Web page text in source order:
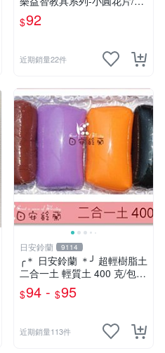
雪花片拼插積木(2.5cm,300
片裝)台灣製ST安全玩具
$92
近期銷量22件
日安鈴蘭 9114
╭＊ 日安鈴蘭 ＊╯ 超輕樹脂土
二合一土 輕質土 400 克/包
兒童輕黏土 (新增 350克特調
色 可選)
$94 - $95
近期銷量113件